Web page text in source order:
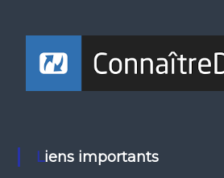
Liens importants